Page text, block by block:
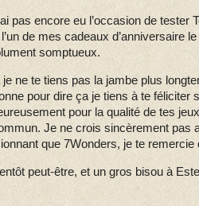
pas encore eu l’occasion de tester
de mes cadeaux d’anniversaire
somptueux.
je ne te tiens pas la jambe plus
pour dire ça je tiens à te féliciter
pour la qualité de tes
Je ne crois sincèrement pas
que 7Wonders, je te remercie
peut-être, et un gros bisou à